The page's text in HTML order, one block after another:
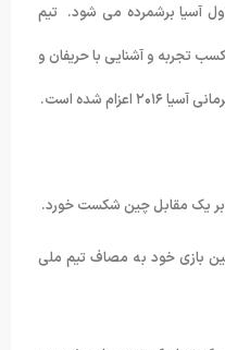
آسیا برشمرده می شود. تیم
تجربه و آشنایی با حریفان و
شده است.
بازی خود به مصاف تیم ملی